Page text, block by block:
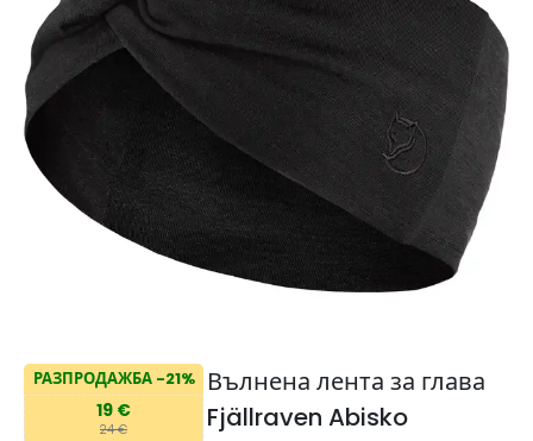
РАЗПРОДАЖБА -21%
19 €
24 €
Вълнена лента за глава
Fjällraven Abisko